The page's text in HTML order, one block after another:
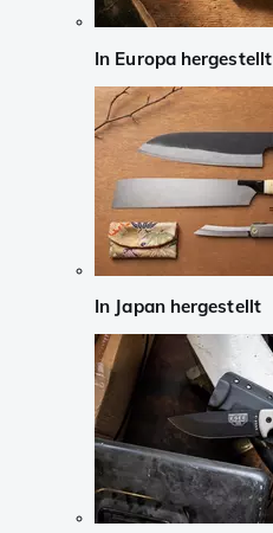
In Europa hergestellt
In Japan hergestellt